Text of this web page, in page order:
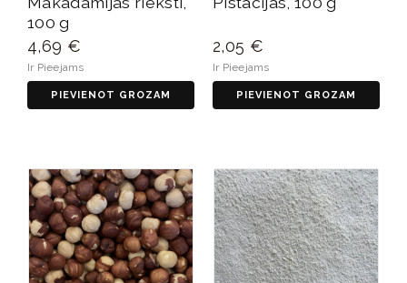
100 g
4,69 €
Ir Pieejams
PIEVIENOT GROZAM
2,05 €
Ir Pieejams
PIEVIENOT GROZAM